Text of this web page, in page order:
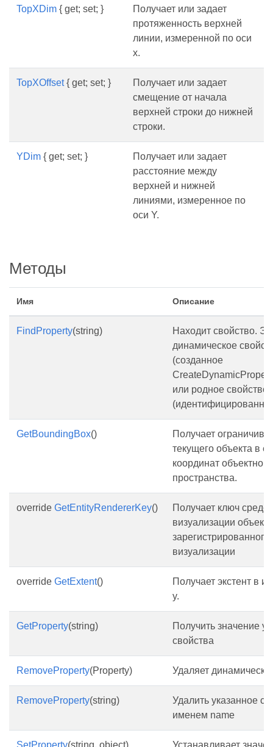
TopXDim { get; set; }
Получает или задает
протяженность верхней
линии, измеренной по оси
x.
TopXOffset{ get; set; }
Получает или задает
смещение от начала
верхней строки до нижней
строки.
YDim { get; set; }
Получает или задает
расстояние между
верхней и нижней
линиями, измеренное по
оси Y.
Методы
Имя Описание
FindProperty(string)
Находит свойство.
динамическое
(созданное
или родное свойство
GetBoundingBox()
Получает
текущего объекта в
координат объектного
пространства.
override GetEntityRendererKey()
Получает ключ
визуализации
визуализации
override GetExtent()
Получает экстент в
y.
GetProperty(string)
Получить значение
свойства
RemoveProperty(Property) Удаляет
RemoveProperty(string)
Удалить указанное
именем name
SetProperty(string, object)
Устанавливает